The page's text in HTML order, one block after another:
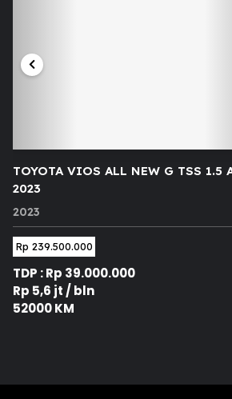
TOYOTA VIOS ALL NEW G TSS 1.5
2023
2023
Rp 239.500.000
TDP : Rp 39.000.000
Rp 5,6 jt / bln
52000 KM